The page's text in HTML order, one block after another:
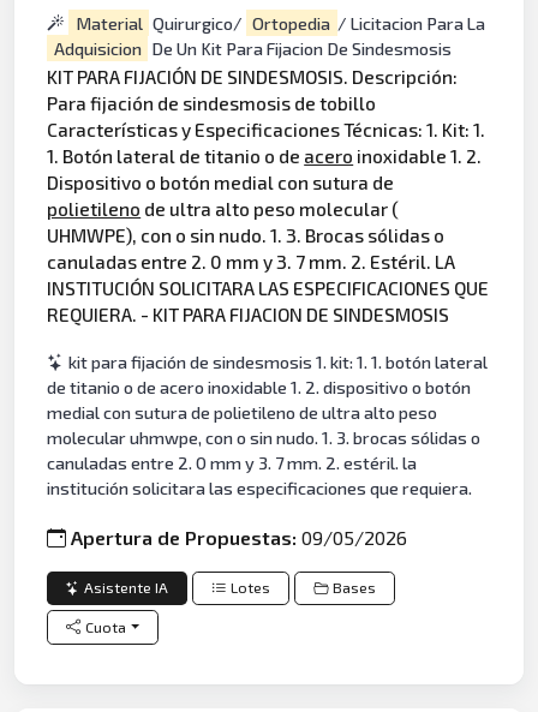
Material Quirurgico/ Ortopedia / Licitacion Para La
Adquisicion De Un Kit Para Fijacion De Sindesmosis
KIT PARA FIJACIÓN DE SINDESMOSIS. Descripción:
Para fijación de sindesmosis de tobillo
Características y Especificaciones Técnicas: 1. Kit: 1.
1. Botón lateral de titanio o de acero inoxidable 1. 2.
Dispositivo o botón medial con sutura de
polietileno de ultra alto peso molecular (
UHMWPE), con o sin nudo. 1. 3. Brocas sólidas o
canuladas entre 2. 0 mm y 3. 7 mm. 2. Estéril. LA
INSTITUCIÓN SOLICITARA LAS ESPECIFICACIONES QUE
REQUIERA. - KIT PARA FIJACION DE SINDESMOSIS
kit para fijación de sindesmosis 1. kit: 1. 1. botón lateral
de titanio o de acero inoxidable 1. 2. dispositivo o botón
medial con sutura de polietileno de ultra alto peso
molecular uhmwpe, con o sin nudo. 1. 3. brocas sólidas o
canuladas entre 2. 0 mm y 3. 7 mm. 2. estéril. la
institución solicitara las especificaciones que requiera.
Apertura de Propuestas:09/05/2026
Asistente IA Lotes Bases
Cuota